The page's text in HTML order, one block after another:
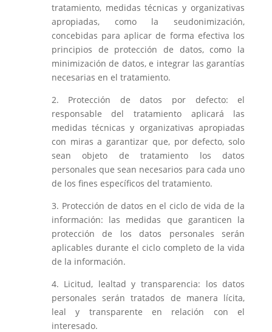
tratamiento, medidas técnicas y organizativas
apropiadas, como la seudonimización,
concebidas para aplicar de forma efectiva los
principios de protección de datos, como la
minimización de datos, e integrar las garantías
necesarias en el tratamiento.
2. Protección de datos por defecto: el
responsable del tratamiento aplicará las
medidas técnicas y organizativas apropiadas
con miras a garantizar que, por defecto, solo
sean objeto de tratamiento los datos
personales que sean necesarios para cada uno
de los fines específicos del tratamiento.
3. Protección de datos en el ciclo de vida de la
información: las medidas que garanticen la
protección de los datos personales serán
aplicables durante el ciclo completo de la vida
de la información.
4. Licitud, lealtad y transparencia: los datos
personales serán tratados de manera lícita,
leal y transparente en relación con el
interesado.